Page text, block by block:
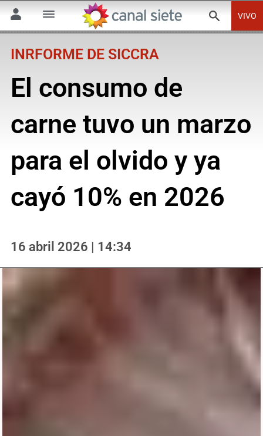
VIVO
INRFORME DE SICCRA
El consumo de
carne tuvo un marzo
para el olvido y ya
cayó 10% en 2026
16 abril 2026 | 14:34